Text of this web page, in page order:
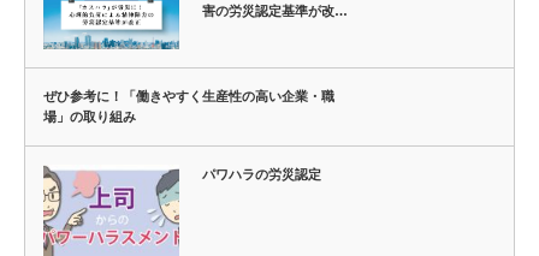
害の労災認定基準が改…
ぜひ参考に！「働きやすく生産性の高い企業・職
場」の取り組み
パワハラの労災認定